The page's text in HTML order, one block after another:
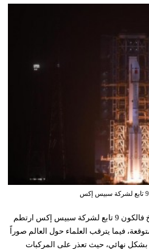
يُعتقد أن جزءاً ضخماً تائهاً من صاروخ فالكون 9 تابع لشركة سبيس إكس ارتطم
فيما يترقب العلماء حول العالم صوراً
نهائي، حيث تعذر على المركبات